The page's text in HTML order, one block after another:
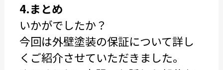
4.まとめ
いかがでしたか？
今回は外壁塗装の保証について詳し
くご紹介させていただきました。